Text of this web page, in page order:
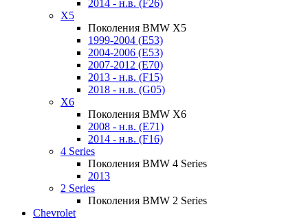
2014 - н.в. (F26)
X5
Поколения BMW X5
1999-2004 (E53)
2004-2006 (E53)
2007-2012 (E70)
2013 - н.в. (F15)
2018 - н.в. (G05)
X6
Поколения BMW X6
2008 - н.в. (E71)
2014 - н.в. (F16)
4 Series
Поколения BMW 4 Series
2013
2 Series
Поколения BMW 2 Series
Chevrolet